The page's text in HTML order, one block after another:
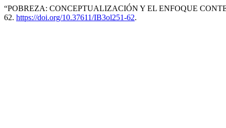
“POBREZA: CONCEPTUALIZACIÓN Y EL ENFOQUE
62. https://doi.org/10.37611/IB3ol251-62.